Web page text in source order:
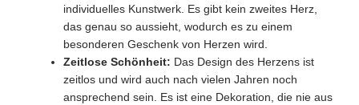
individuelles Kunstwerk. Es gibt kein zweites Herz,
das genau so aussieht, wodurch es zu einem
besonderen Geschenk von Herzen wird.
Zeitlose Schönheit: Das Design des Herzens ist
zeitlos und wird auch nach vielen Jahren noch
ansprechend sein. Es ist eine Dekoration, die nie aus